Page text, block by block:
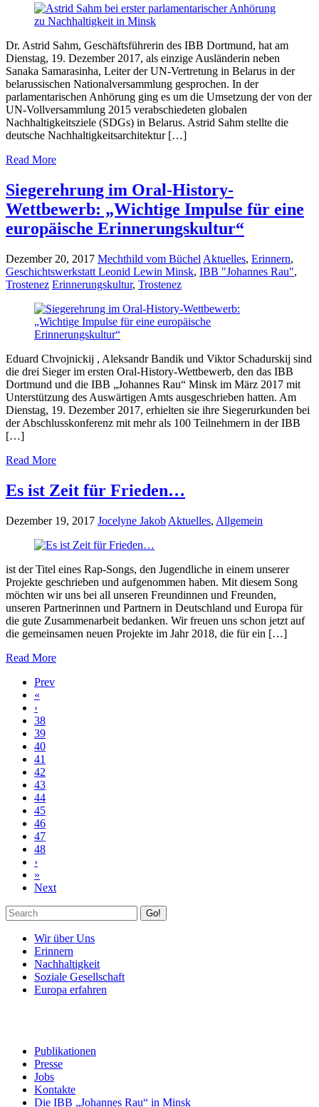
Dr. Astrid Sahm, Geschäftsführerin des IBB Dortmund, hat am
Dienstag, 19. Dezember 2017, als einzige Ausländerin neben
Sanaka Samarasinha, Leiter der UN-Vertretung in Belarus in der
belarussischen Nationalversammlung gesprochen. In der
parlamentarischen Anhörung ging es um die Umsetzung der von der
UN-Vollversammlung 2015 verabschiedeten globalen
Nachhaltigkeitsziele (SDGs) in Belarus. Astrid Sahm stellte die
deutsche Nachhaltigkeitsarchitektur […]
Read More
Siegerehrung im Oral-History-
Wettbewerb: „Wichtige Impulse für eine
europäische Erinnerungskultur“
Dezember 20, 2017 Mechthild vom Büchel Aktuelles, Erinnern,
Geschichtswerkstatt Leonid Lewin Minsk, IBB "Johannes Rau",
Trostenez Erinnerungskultur, Trostenez
Eduard Chvojnickij , Aleksandr Bandik und Viktor Schadurskij sind
die drei Sieger im ersten Oral-History-Wettbewerb, den das IBB
Dortmund und die IBB „Johannes Rau“ Minsk im März 2017 mit
Unterstützung des Auswärtigen Amts ausgeschrieben hatten. Am
Dienstag, 19. Dezember 2017, erhielten sie ihre Siegerurkunden bei
der Abschlusskonferenz mit mehr als 100 Teilnehmern in der IBB
[…]
Read More
Es ist Zeit für Frieden…
Dezember 19, 2017 Jocelyne Jakob Aktuelles, Allgemein
ist der Titel eines Rap-Songs, den Jugendliche in einem unserer
Projekte geschrieben und aufgenommen haben. Mit diesem Song
möchten wir uns bei all unseren Freundinnen und Freunden,
unseren Partnerinnen und Partnern in Deutschland und Europa für
die gute Zusammenarbeit bedanken. Wir freuen uns schon jetzt auf
die gemeinsamen neuen Projekte im Jahr 2018, die für ein […]
Read More
Prev
«
‹
38
39
40
41
42
43
44
45
46
47
48
›
»
Next
Go!
Wir über Uns
Erinnern
Nachhaltigkeit
Soziale Gesellschaft
Europa erfahren
Publikationen
Presse
Jobs
Kontakte
Die IBB „Johannes Rau“ in Minsk